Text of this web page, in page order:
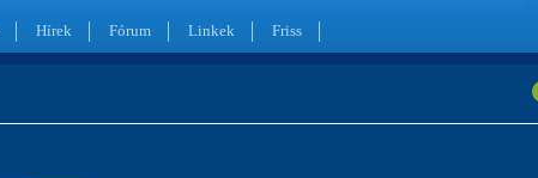
Hírek Fórum Linkek Friss